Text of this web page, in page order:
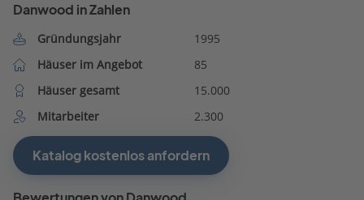
Danwood in Zahlen
Gründungsjahr
1995
Häuser im Angebot
85
Häuser gesamt
15.000
Mitarbeiter
2.300
Katalog kostenlos anfordern